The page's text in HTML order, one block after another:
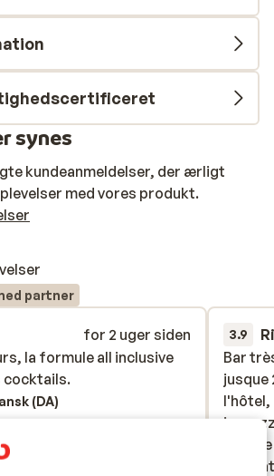
synes
kundeanmeldelser, der ærligt
med vores produkt.
partner
for 2 uger siden
la formule all inclusive
cocktails.
la formule all inclusive
cocktails.
(DA)
3.9
Bar
jusque
l'hôtel,
Bar
jusque
l'hôtel,